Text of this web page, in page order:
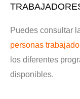
Puedes consultar
personas
los diferentes
disponibles.